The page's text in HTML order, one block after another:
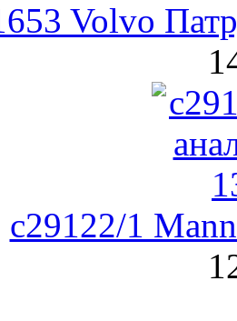
Volvo
c29122/1